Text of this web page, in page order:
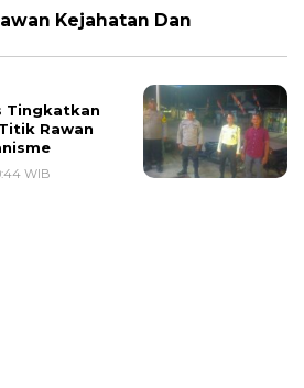
Kejahatan Dan
Tingkatkan
Rawan
WIB